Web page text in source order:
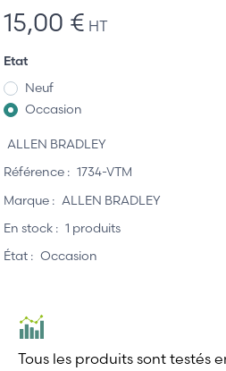
15,00 € HT
Etat
Neuf
Occasion
ALLEN BRADLEY
Référence : 1734-VTM
Marque : ALLEN BRADLEY
En stock : 1 produits
État : Occasion
Tous les produits sont testés